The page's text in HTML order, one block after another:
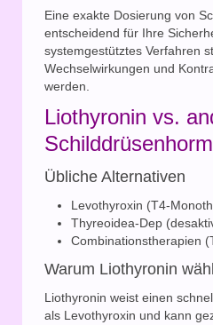
Eine exakte Dosierung von
entscheidend für Ihre
systemgestütztes Verfahren
Wechselwirkungen und
werden.
Liothyronin vs.
Übliche Alternativen
Levothyroxin (T4-
Thyreoidea-Dep
Combinationstherapien
Warum Liothyronin
Liothyronin weist einen
als Levothyroxin und kann